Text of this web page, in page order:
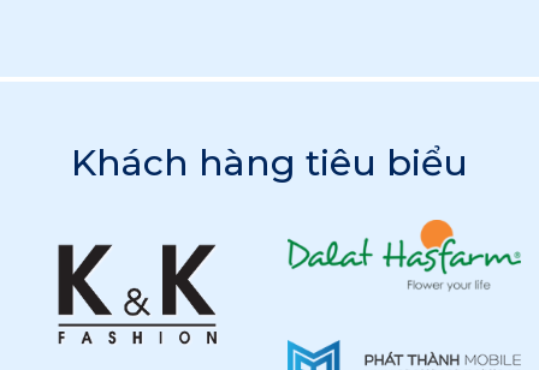
Khách hàng tiêu biểu